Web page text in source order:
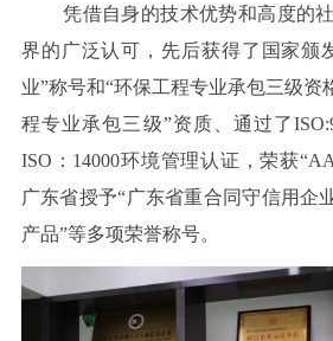
凭借自身的技术优势和高度的
界的广泛认可，先后获得了国家颁
业”称号和“环保工程专业承包三级资
程专业承包三级”资质、通过了
ISO：14000环境管理认证，荣获
广东省授予“广东省重合同守信用企
产品”等多项荣誉称号。